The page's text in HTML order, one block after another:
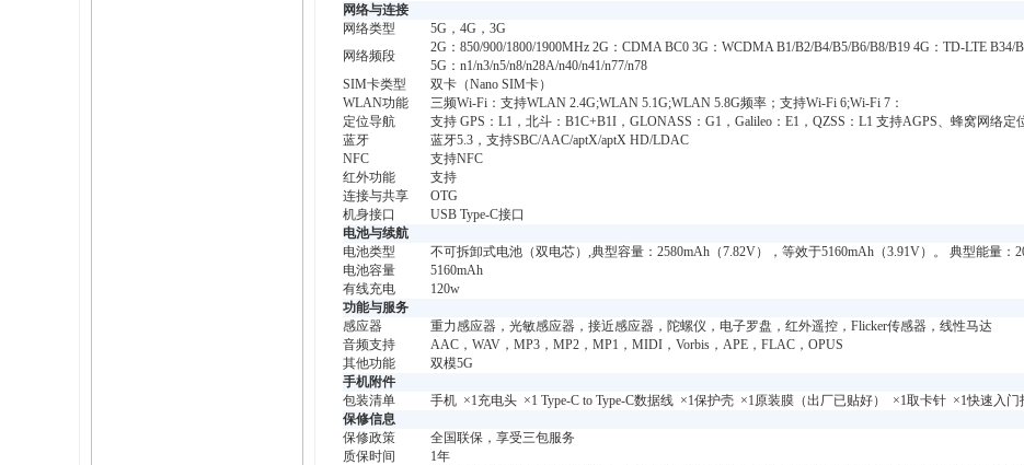
网络与连接
网络类型
5G，4G，3G
网络频段
2G：850/900/1800/1900MHz 2G：CDMA BC0 3G：WCDMA B1/B2/B4/B5/B6/B8/B19 4G：TD-LTE
5G：n1/n3/n5/n8/n28A/n40/n41/n77/n78
SIM卡类型
双卡（Nano SIM卡）
WLAN功能
三频Wi-Fi：支持WLAN 2.4G;WLAN 5.1G;WLAN 5.8G频率；支持Wi-Fi 6;Wi-Fi 7：
定位导航
支持 GPS：L1，北斗：B1C+B1I，GLONASS：G1，Galileo：E1，QZSS：L1 支持AGPS、蜂窝网络定
蓝牙
蓝牙5.3，支持SBC/AAC/aptX/aptX HD/LDAC
NFC
支持NFC
红外功能
支持
连接与共享
OTG
机身接口
USB Type-C接口
电池与续航
电池类型
不可拆卸式电池（双电芯）,典型容量：2580mAh（7.82V），等效于5160mAh（3.91V）。 典型能量：
电池容量
5160mAh
有线充电
120w
功能与服务
感应器
重力感应器，光敏感应器，接近感应器，陀螺仪，电子罗盘，红外遥控，Flicker传感器，线性马达
音频支持
AAC，WAV，MP3，MP2，MP1，MIDI，Vorbis，APE，FLAC，OPUS
其他功能
双模5G
手机附件
包装清单
手机 ×1充电头 ×1 Type-C to Type-C数据线 ×1保护壳 ×1原装膜（出厂已贴好） ×1取卡针 ×1快速入
保修信息
保修政策
全国联保，享受三包服务
质保时间
1年